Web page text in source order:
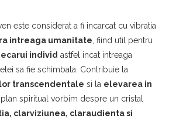
este considerat a fi incarcat cu vibratia
intreaga umanitate , fiind util pentru
individ astfel incat intreaga
sa fie schimbata. Contribuie la
transcendentale si la elevarea in
plan spiritual vorbim despre un cristal
clarviziunea, claraudienta si